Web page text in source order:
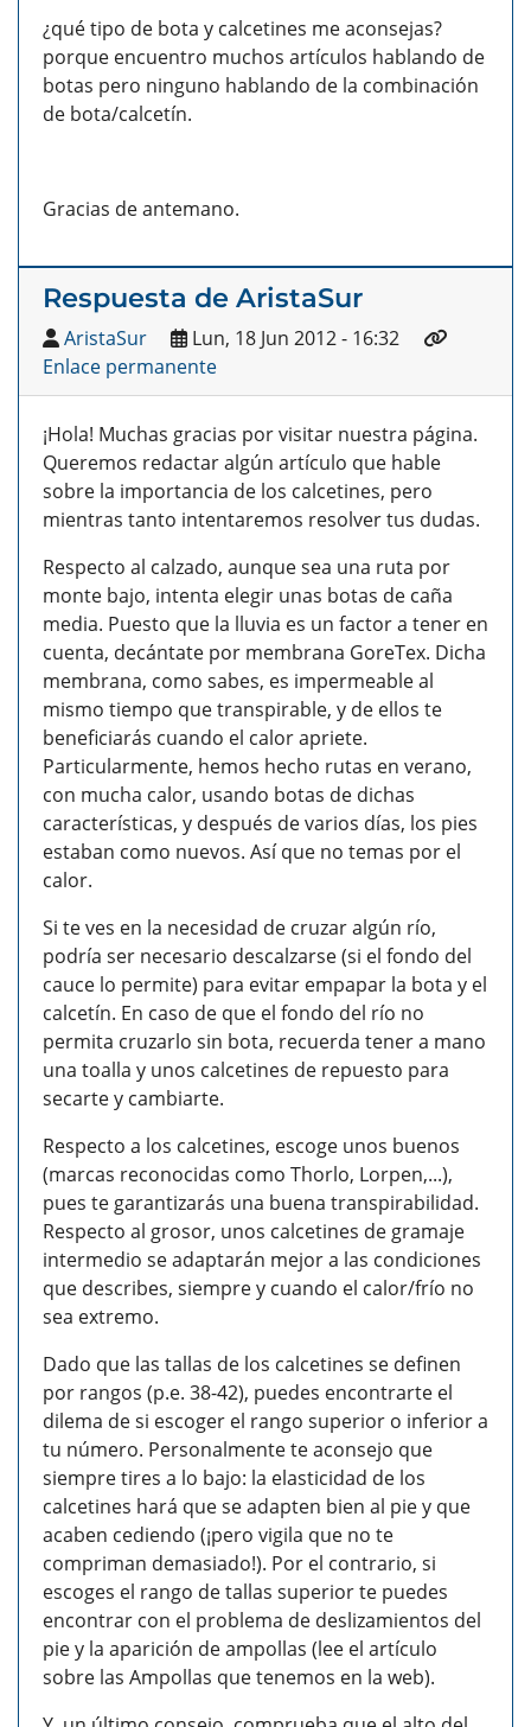
¿qué tipo de bota y calcetines me aconsejas?
porque encuentro muchos artículos hablando de
botas pero ninguno hablando de la combinación
de bota/calcetín.
Gracias de antemano.
Respuesta de AristaSur
AristaSur
Lun, 18 Jun 2012 - 16:32
Enlace permanente
¡Hola! Muchas gracias por visitar nuestra página.
Queremos redactar algún artículo que hable
sobre la importancia de los calcetines, pero
mientras tanto intentaremos resolver tus dudas.
Respecto al calzado, aunque sea una ruta por
monte bajo, intenta elegir unas botas de caña
media. Puesto que la lluvia es un factor a tener en
cuenta, decántate por membrana GoreTex. Dicha
membrana, como sabes, es impermeable al
mismo tiempo que transpirable, y de ellos te
beneficiarás cuando el calor apriete.
Particularmente, hemos hecho rutas en verano,
con mucha calor, usando botas de dichas
características, y después de varios días, los pies
estaban como nuevos. Así que no temas por el
calor.
Si te ves en la necesidad de cruzar algún río,
podría ser necesario descalzarse (si el fondo del
cauce lo permite) para evitar empapar la bota y el
calcetín. En caso de que el fondo del río no
permita cruzarlo sin bota, recuerda tener a mano
una toalla y unos calcetines de repuesto para
secarte y cambiarte.
Respecto a los calcetines, escoge unos buenos
(marcas reconocidas como Thorlo, Lorpen,...),
pues te garantizarás una buena transpirabilidad.
Respecto al grosor, unos calcetines de gramaje
intermedio se adaptarán mejor a las condiciones
que describes, siempre y cuando el calor/frío no
sea extremo.
Dado que las tallas de los calcetines se definen
por rangos (p.e. 38-42), puedes encontrarte el
dilema de si escoger el rango superior o inferior a
tu número. Personalmente te aconsejo que
siempre tires a lo bajo: la elasticidad de los
calcetines hará que se adapten bien al pie y que
acaben cediendo (¡pero vigila que no te
compriman demasiado!). Por el contrario, si
escoges el rango de tallas superior te puedes
encontrar con el problema de deslizamientos del
pie y la aparición de ampollas (lee el artículo
sobre las Ampollas que tenemos en la web).